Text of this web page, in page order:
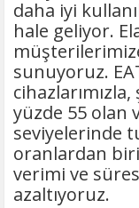
daha iyi
hale geliyor.
sunuyoruz.
yüzde 55 olan
seviyelerinde
oranlardan
verimi ve
azaltıyoruz.